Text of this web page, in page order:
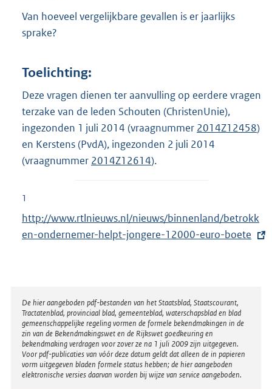
Van hoeveel vergelijkbare gevallen is er jaarlijks
sprake?
Toelichting:
Deze vragen dienen ter aanvulling op eerdere vragen
terzake van de leden Schouten (ChristenUnie),
ingezonden 1 juli 2014 (vraagnummer 2014Z12458)
en Kerstens (PvdA), ingezonden 2 juli 2014
(vraagnummer 2014Z12614).
1
E
x
n
e
l
i
n
k
http://www.rtlnieuws.nl/nieuws/binnenland/betrokk
en-ondernemer-helpt-jongere-12000-euro-boete
Disclaimer
De hier aangeboden pdf-bestanden van het Staatsblad, Staatscourant,
Tractatenblad, provinciaal blad, gemeenteblad, waterschapsblad en blad
gemeenschappelijke regeling vormen de formele bekendmakingen in de
zin van de Bekendmakingswet en de Rijkswet goedkeuring en
bekendmaking verdragen voor zover ze na 1 juli 2009 zijn uitgegeven.
Voor pdf-publicaties van vóór deze datum geldt dat alleen de in papieren
vorm uitgegeven bladen formele status hebben; de hier aangeboden
elektronische versies daarvan worden bij wijze van service aangeboden.